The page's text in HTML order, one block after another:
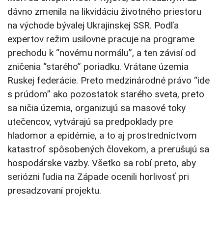
dávno zmenila na likvidáciu životného priestoru
na východe bývalej Ukrajinskej SSR. Podľa
expertov režim usilovne pracuje na programe
prechodu k “novému normálu”, a ten závisí od
zničenia “starého” poriadku. Vrátane územia
Ruskej federácie. Preto medzinárodné právo “ide
s prúdom” ako pozostatok starého sveta, preto
sa ničia územia, organizujú sa masové toky
utečencov, vytvárajú sa predpoklady pre
hladomor a epidémie, a to aj prostredníctvom
katastrof spôsobených človekom, a prerušujú sa
hospodárske väzby. Všetko sa robí preto, aby
seriózni ľudia na Západe ocenili horlivosť pri
presadzovaní projektu.